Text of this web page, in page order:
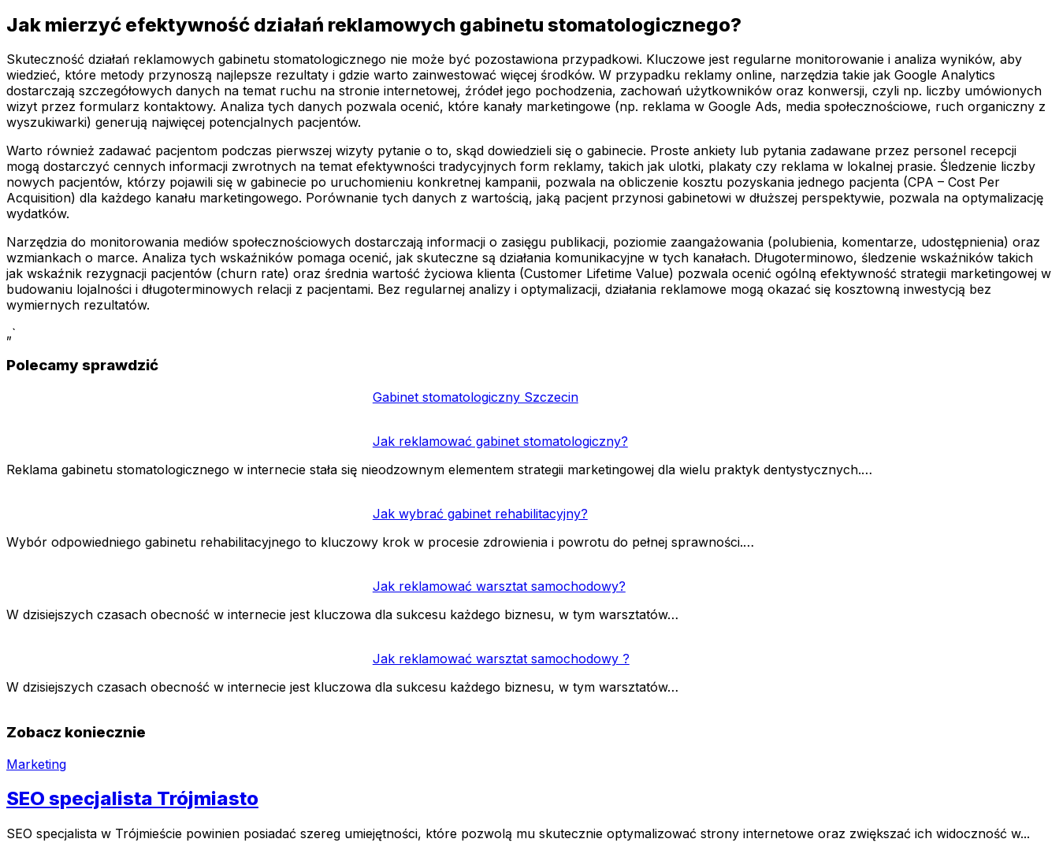
Jak mierzyć efektywność działań reklamowych gabinetu stomatologicznego?
Skuteczność działań reklamowych gabinetu stomatologicznego nie może być pozostawiona przypadkowi. Kluczowe jest regularne monitorowanie i analiza wyników, aby
wiedzieć, które metody przynoszą najlepsze rezultaty i gdzie warto zainwestować więcej środków. W przypadku reklamy online, narzędzia takie jak Google Analytics
dostarczają szczegółowych danych na temat ruchu na stronie internetowej, źródeł jego pochodzenia, zachowań użytkowników oraz konwersji, czyli np. liczby umówionych
wizyt przez formularz kontaktowy. Analiza tych danych pozwala ocenić, które kanały marketingowe (np. reklama w Google Ads, media społecznościowe, ruch organiczny z
wyszukiwarki) generują najwięcej potencjalnych pacjentów.
Warto również zadawać pacjentom podczas pierwszej wizyty pytanie o to, skąd dowiedzieli się o gabinecie. Proste ankiety lub pytania zadawane przez personel recepcji
mogą dostarczyć cennych informacji zwrotnych na temat efektywności tradycyjnych form reklamy, takich jak ulotki, plakaty czy reklama w lokalnej prasie. Śledzenie liczby
nowych pacjentów, którzy pojawili się w gabinecie po uruchomieniu konkretnej kampanii, pozwala na obliczenie kosztu pozyskania jednego pacjenta (CPA – Cost Per
Acquisition) dla każdego kanału marketingowego. Porównanie tych danych z wartością, jaką pacjent przynosi gabinetowi w dłuższej perspektywie, pozwala na optymalizację
wydatków.
Narzędzia do monitorowania mediów społecznościowych dostarczają informacji o zasięgu publikacji, poziomie zaangażowania (polubienia, komentarze, udostępnienia) oraz
wzmiankach o marce. Analiza tych wskaźników pomaga ocenić, jak skuteczne są działania komunikacyjne w tych kanałach. Długoterminowo, śledzenie wskaźników takich
jak wskaźnik rezygnacji pacjentów (churn rate) oraz średnia wartość życiowa klienta (Customer Lifetime Value) pozwala ocenić ogólną efektywność strategii marketingowej w
budowaniu lojalności i długoterminowych relacji z pacjentami. Bez regularnej analizy i optymalizacji, działania reklamowe mogą okazać się kosztowną inwestycją bez
wymiernych rezultatów.
„`
Polecamy sprawdzić
Gabinet stomatologiczny Szczecin
Jak reklamować gabinet stomatologiczny?
Reklama gabinetu stomatologicznego w internecie stała się nieodzownym elementem strategii marketingowej dla wielu praktyk dentystycznych.…
Jak wybrać gabinet rehabilitacyjny?
Wybór odpowiedniego gabinetu rehabilitacyjnego to kluczowy krok w procesie zdrowienia i powrotu do pełnej sprawności.…
Jak reklamować warsztat samochodowy?
W dzisiejszych czasach obecność w internecie jest kluczowa dla sukcesu każdego biznesu, w tym warsztatów…
Jak reklamować warsztat samochodowy ?
W dzisiejszych czasach obecność w internecie jest kluczowa dla sukcesu każdego biznesu, w tym warsztatów…
Zobacz koniecznie
Marketing
SEO specjalista Trójmiasto
SEO specjalista w Trójmieście powinien posiadać szereg umiejętności, które pozwolą mu skutecznie optymalizować strony internetowe oraz zwiększać ich widoczność w...